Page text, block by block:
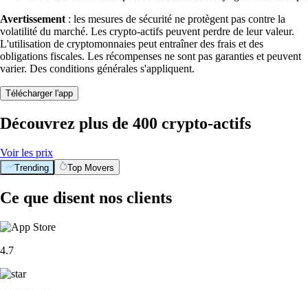
Avertissement : les mesures de sécurité ne protègent pas contre la
volatilité du marché. Les crypto-actifs peuvent perdre de leur valeur.
L'utilisation de cryptomonnaies peut entraîner des frais et des
obligations fiscales. Les récompenses ne sont pas garanties et peuvent
varier. Des conditions générales s'appliquent.
Télécharger l'app
Découvrez plus de 400 crypto-actifs
Voir les prix
Trending Top Movers
Ce que disent nos clients
4.7